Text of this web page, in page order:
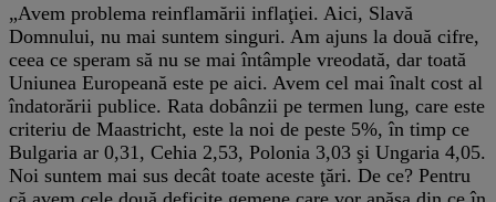
„Avem problema reinflamării inflaţiei. Aici, Slavă
Domnului, nu mai suntem singuri. Am ajuns la două cifre,
ceea ce speram să nu se mai întâmple vreodată, dar toată
Uniunea Europeană este pe aici. Avem cel mai înalt cost al
îndatorării publice. Rata dobânzii pe termen lung, care este
criteriu de Maastricht, este la noi de peste 5%, în timp ce
Bulgaria ar 0,31, Cehia 2,53, Polonia 3,03 şi Ungaria 4,05.
Noi suntem mai sus decât toate aceste ţări. De ce? Pentru